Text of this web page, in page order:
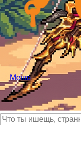
Меню